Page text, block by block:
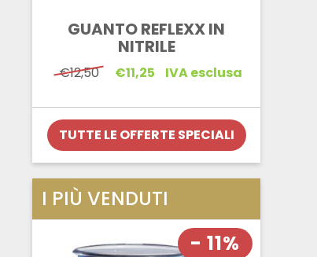
GUANTO REFLEXX IN
NITRILE
€12,50 Il
era:
€12,50.
€11,25
Il
è:
€11,25.
IVA esclusa
TUTTE LE OFFERTE SPECIALI
I PIÙ VENDUTI
- 11%